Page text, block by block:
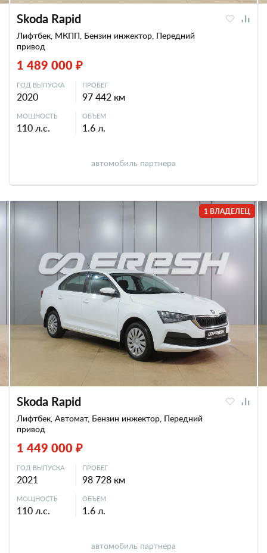
Skoda Rapid
Лифтбек, МКПП, Бензин инжектор, Передний
привод
1 489 000 ₽
ГОД ВЫПУСКА
2020
ПРОБЕГ
97 442 км
МОЩНОСТЬ
110 л.с.
ОБЪЕМ
1.6 л.
автомобиль партнера
1 ВЛАДЕЛЕЦ
Skoda Rapid
Лифтбек, Автомат, Бензин инжектор, Передний
привод
1 449 000 ₽
ГОД ВЫПУСКА
2021
ПРОБЕГ
98 728 км
МОЩНОСТЬ
110 л.с.
ОБЪЕМ
1.6 л.
автомобиль партнера